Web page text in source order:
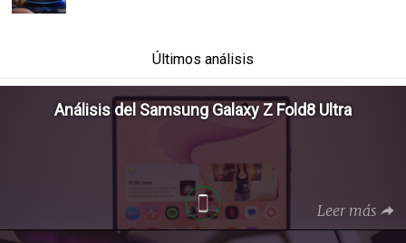
Últimos análisis
Análisis del Samsung Galaxy Z Fold8 Ultra
Leer más